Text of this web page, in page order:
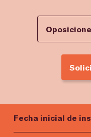
Fecha inicial de